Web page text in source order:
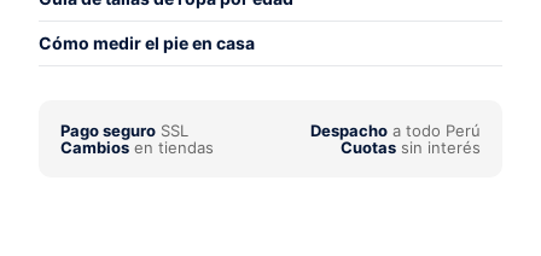
Cómo medir el pie en casa
Pago seguro SSL Despacho a todo Perú
Cambios en tiendas Cuotas sin interés